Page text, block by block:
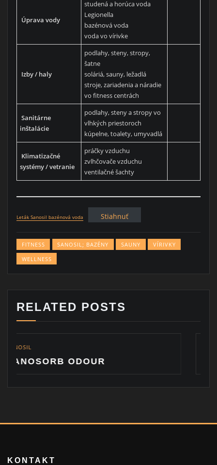
Úprava vody
studená a horúca voda
Legionella
bazénová voda
voda vo vírivke
Izby / haly
podlahy, steny, stropy,
šatne
soláriá, sauny, ležadlá
stroje, zariadenia a náradie
vo fitness centrách
Sanitárne
inštalácie
podlahy, steny a stropy vo
vlhkých priestoroch
kúpelne, toalety, umyvadlá
Klimatizačné
systémy / vetranie
práčky vzduchu
zvlhčovače vzduchu
ventilačné šachty
Leták Sanosil bazénová voda Stiahnuť
FITNESS SANOSIL; BAZÉNY SAUNY
VÍRIVKY
WELLNESS
RELATED POSTS
KONTAKT